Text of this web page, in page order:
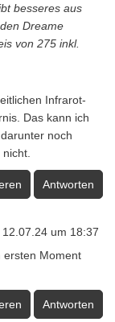
besseres aus
Dreame
von 275 inkl.
Infrarot-
Das kann ich
noch
Antworten
12.07.24 um 18:37
ersten Moment
Antworten